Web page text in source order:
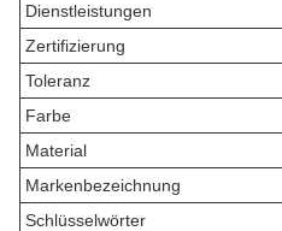
Dienstleistungen
Zertifizierung
Toleranz
Farbe
Material
Markenbezeichnung
Schlüsselwörter